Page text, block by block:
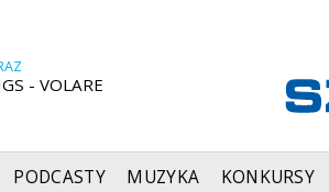
- VOLARE
PODCASTY MUZYKA KONKURSY